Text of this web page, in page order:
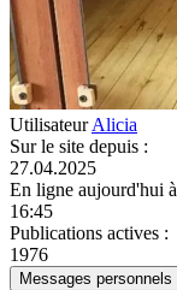
UtilisateurAlicia
Sur le site depuis :
27.04.2025
En ligne aujourd'hui à
16:45
Publications actives :
1976
Messages personnels